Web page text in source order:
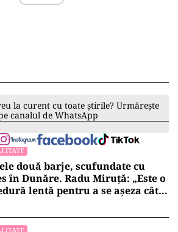
la curent cu toate știrile? Urmărește
canalul de WhatsApp
două barje, scufundate cu
în Dunăre. Radu Miruță: „Este o
lentă pentru a se așeza cât